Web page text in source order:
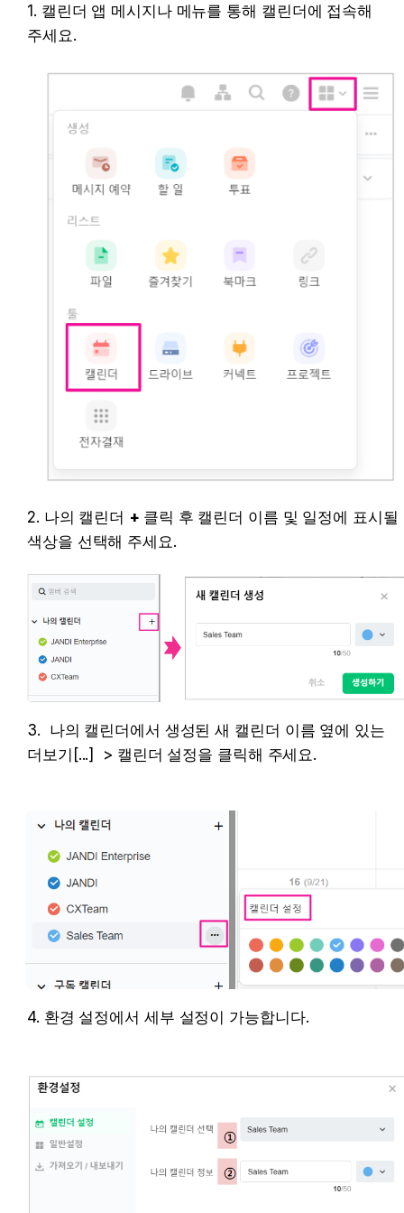
1. 캘린더 앱 메시지나 메뉴를 통해 캘린더에 접속해
주세요. ​
2. 나의 캘린더 + 클릭 후 캘린더 이름 및 일정에 표시될
색상을 선택해 주세요.
3.  나의 캘린더에서 생성된 새 캘린더 이름 옆에 있는
더보기[...]  > 캘린더 설정을 클릭해 주세요.
4. 환경 설정에서 세부 설정이 가능합니다.